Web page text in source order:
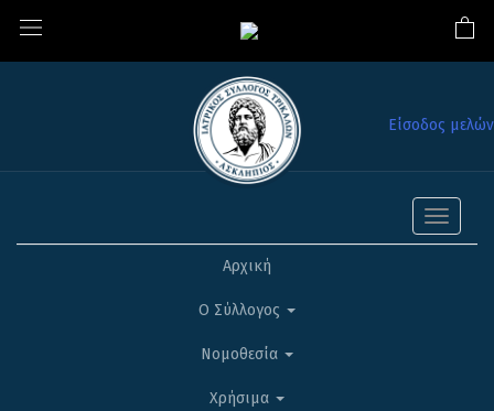
Είσοδος μελών
Toggle
Αρχική
Ο Σύλλογος
Νομοθεσία
Χρήσιμα